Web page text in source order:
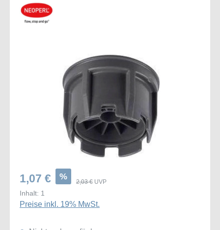
Bildergalerie überspringen
1,07 € %
2,03 € UVP
Inhalt: 1
Preise inkl. 19% MwSt.